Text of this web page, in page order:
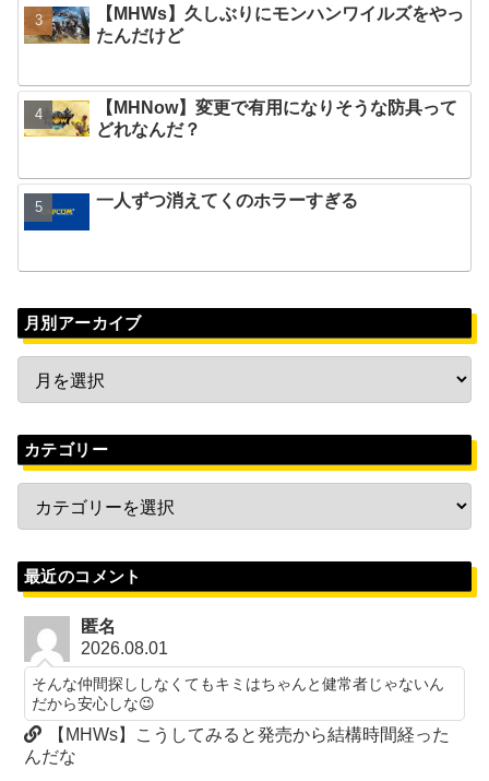
【MHWs】久しぶりにモンハンワイルズをやっ
たんだけど
【MHNow】変更で有用になりそうな防具って
どれなんだ？
一人ずつ消えてくのホラーすぎる
月別アーカイブ
カテゴリー
最近のコメント
匿名
2026.08.01
そんな仲間探ししなくてもキミはちゃんと健常者じゃないん
だから安心しな😉
【MHWs】こうしてみると発売から結構時間経った
んだな